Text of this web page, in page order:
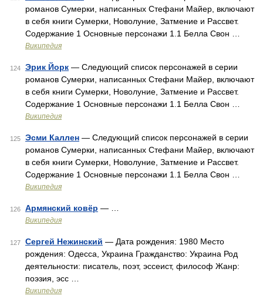
романов Сумерки, написанных Стефани Майер, включают
в себя книги Сумерки, Новолуние, Затмение и Рассвет.
Содержание 1 Основные персонажи 1.1 Белла Свон …
Википедия
124 Эрик Йорк — Следующий список персонажей в серии
романов Сумерки, написанных Стефани Майер, включают
в себя книги Сумерки, Новолуние, Затмение и Рассвет.
Содержание 1 Основные персонажи 1.1 Белла Свон …
Википедия
125 Эсми Каллен — Следующий список персонажей в серии
романов Сумерки, написанных Стефани Майер, включают
в себя книги Сумерки, Новолуние, Затмение и Рассвет.
Содержание 1 Основные персонажи 1.1 Белла Свон …
Википедия
126 Армянский ковёр — …
Википедия
127 Сергей Нежинский — Дата рождения: 1980 Место
рождения: Одесса, Украина Гражданство: Украина Род
деятельности: писатель, поэт, эссеист, философ Жанр:
поэзия, эсс …
Википедия